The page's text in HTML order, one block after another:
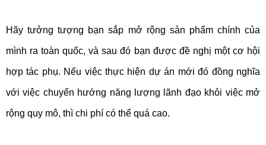
Hãy tưởng tượng bạn sắp mở rộng sản phẩm chính của
mình ra toàn quốc, và sau đó bạn được đề nghị một cơ hội
hợp tác phụ. Nếu việc thực hiện dự án mới đó đồng nghĩa
với việc chuyển hướng năng lượng lãnh đạo khỏi việc mở
rộng quy mô, thì chi phí có thể quá cao.